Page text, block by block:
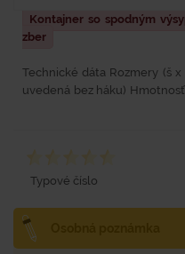
Kontajner so spodným
zber
Technické dáta Rozmery (š
uvedená bez háku)
Typové číslo